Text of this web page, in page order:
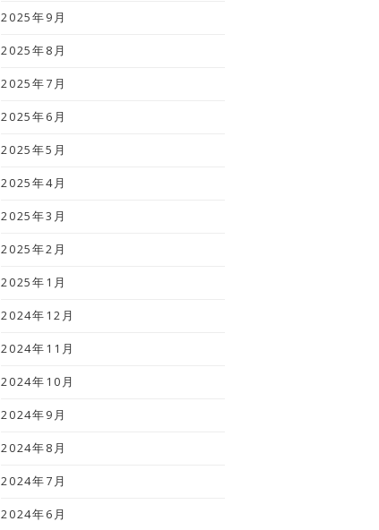
2025年9月
2025年8月
2025年7月
2025年6月
2025年5月
2025年4月
2025年3月
2025年2月
2025年1月
2024年12月
2024年11月
2024年10月
2024年9月
2024年8月
2024年7月
2024年6月